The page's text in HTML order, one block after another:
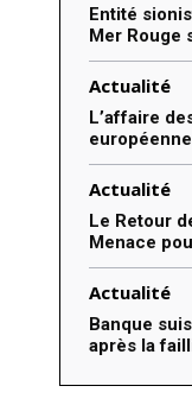
Entité
Mer Rouge
Actualité
L’affaire
Actualité
Le Retour
Menace
Actualité
Banque
après la